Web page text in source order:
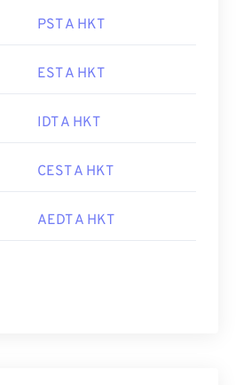
PST A HKT
EST A HKT
IDT A HKT
CEST A HKT
AEDT A HKT